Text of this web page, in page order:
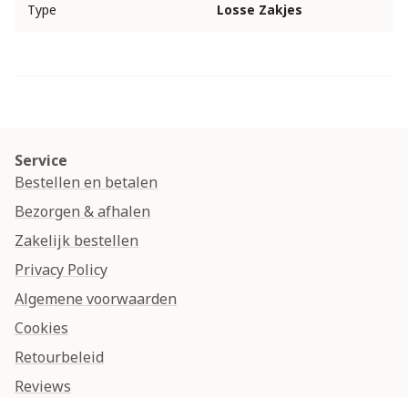
Type Losse Zakjes
Service
Bestellen en betalen
Bezorgen & afhalen
Zakelijk bestellen
Privacy Policy
Algemene voorwaarden
Cookies
Retourbeleid
Reviews